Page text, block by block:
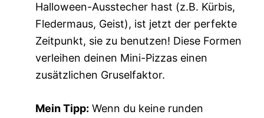
Halloween-Ausstecher hast (z.B. Kürbis,
Fledermaus, Geist), ist jetzt der perfekte
Zeitpunkt, sie zu benutzen! Diese Formen
verleihen deinen Mini-Pizzas einen
zusätzlichen Gruselfaktor.
Mein Tipp: Wenn du keine runden